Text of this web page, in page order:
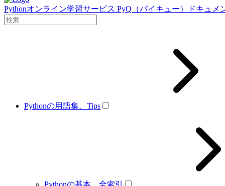
Pythonオンライン学習サービス PyQ（パイキュー）ドキュメ
Pythonの用語集、Tips
Pythonの基本、全索引